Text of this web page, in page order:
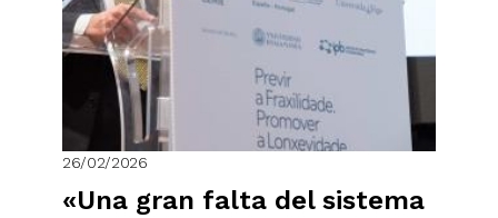
26/02/2026
«Una gran falta del sistema